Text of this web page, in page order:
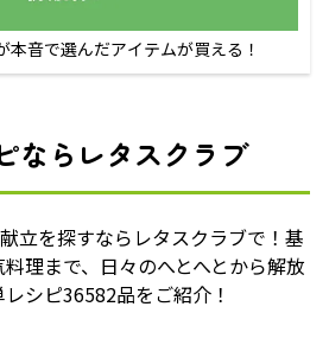
本音で選んだアイテムが買える！
ならレタスクラブ
立を探すならレタスクラブで！基
理まで、日々のへとへとから解放
シピ36582品をご紹介！